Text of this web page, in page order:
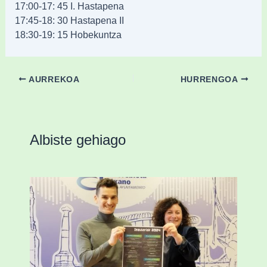
17:00-17: 45 I. Hastapena
17:45-18: 30 Hastapena II
18:30-19: 15 Hobekuntza
AURREKOA HURRENGOA
Albiste gehiago